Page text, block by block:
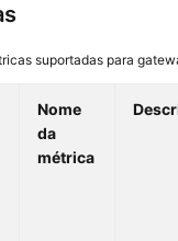
suportadas para
Nome
da
métrica